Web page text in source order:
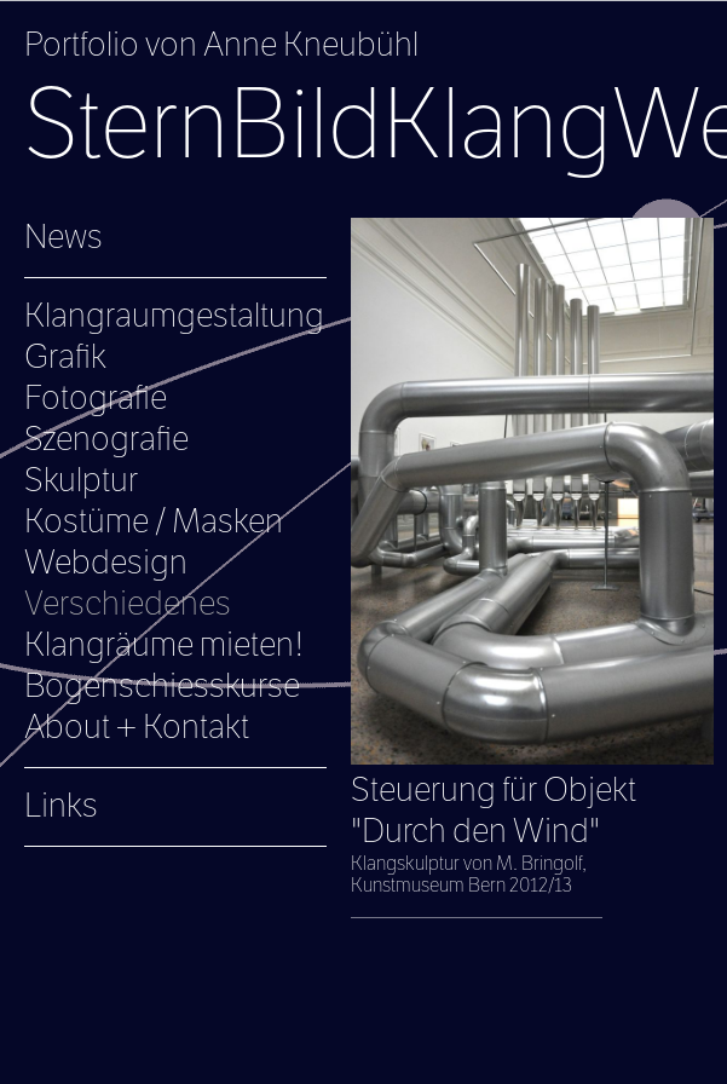
Portfolio von Anne Kneubühl
News
Klangraumgestaltung
Grafik
Fotografie
Szenografie
Skulptur
Kostüme / Masken
Webdesign
Verschiedenes
Klangräume mieten!
Bogenschiesskurse
About + Kontakt
Links
Steuerung für Objekt
"Durch den Wind"
Klangskulptur von M. Bringolf,
Kunstmuseum Bern 2012/13